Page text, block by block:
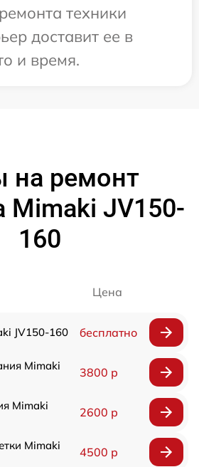
техники
доставит ее в
и время.
на ремонт
Mimaki JV150-
160
Цена
JV150-160 бесплатно
Mimaki
3800 р
Mimaki
2600 р
Mimaki
4500 р